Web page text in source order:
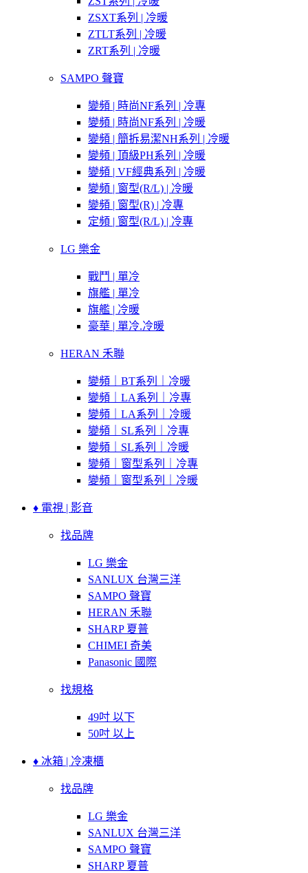
ZSXT系列 | 冷暖
ZTLT系列 | 冷暖
ZRT系列 | 冷暖
SAMPO 聲寶
變頻 | 時尚NF系列 | 冷專
變頻 | 時尚NF系列 | 冷暖
變頻 | 簡拆易潔NH系列 | 冷暖
變頻 | 頂級PH系列 | 冷暖
變頻 | VF經典系列 | 冷暖
變頻 | 窗型(R/L) | 冷暖
變頻 | 窗型(R) | 冷專
定頻 | 窗型(R/L) | 冷專
LG 樂金
戰鬥 | 單冷
旗艦 | 單冷
旗艦 | 冷暖
豪華 | 單冷.冷暖
HERAN 禾聯
變頻｜BT系列｜冷暖
變頻｜LA系列｜冷專
變頻｜LA系列｜冷暖
變頻｜SL系列｜冷專
變頻｜SL系列｜冷暖
變頻｜窗型系列｜冷專
變頻｜窗型系列｜冷暖
♦ 電視 | 影音
找品牌
LG 樂金
SANLUX 台灣三洋
SAMPO 聲寶
HERAN 禾聯
SHARP 夏普
CHIMEI 奇美
Panasonic 國際
找規格
49吋 以下
50吋 以上
♦ 冰箱 | 冷凍櫃
找品牌
LG 樂金
SANLUX 台灣三洋
SAMPO 聲寶
SHARP 夏普